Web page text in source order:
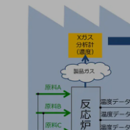
災害対策・BCP
課題・ニーズで探す
課題・ニーズで探すTOP
コミュニケーション・情報共有
マーケティング
業務効率化